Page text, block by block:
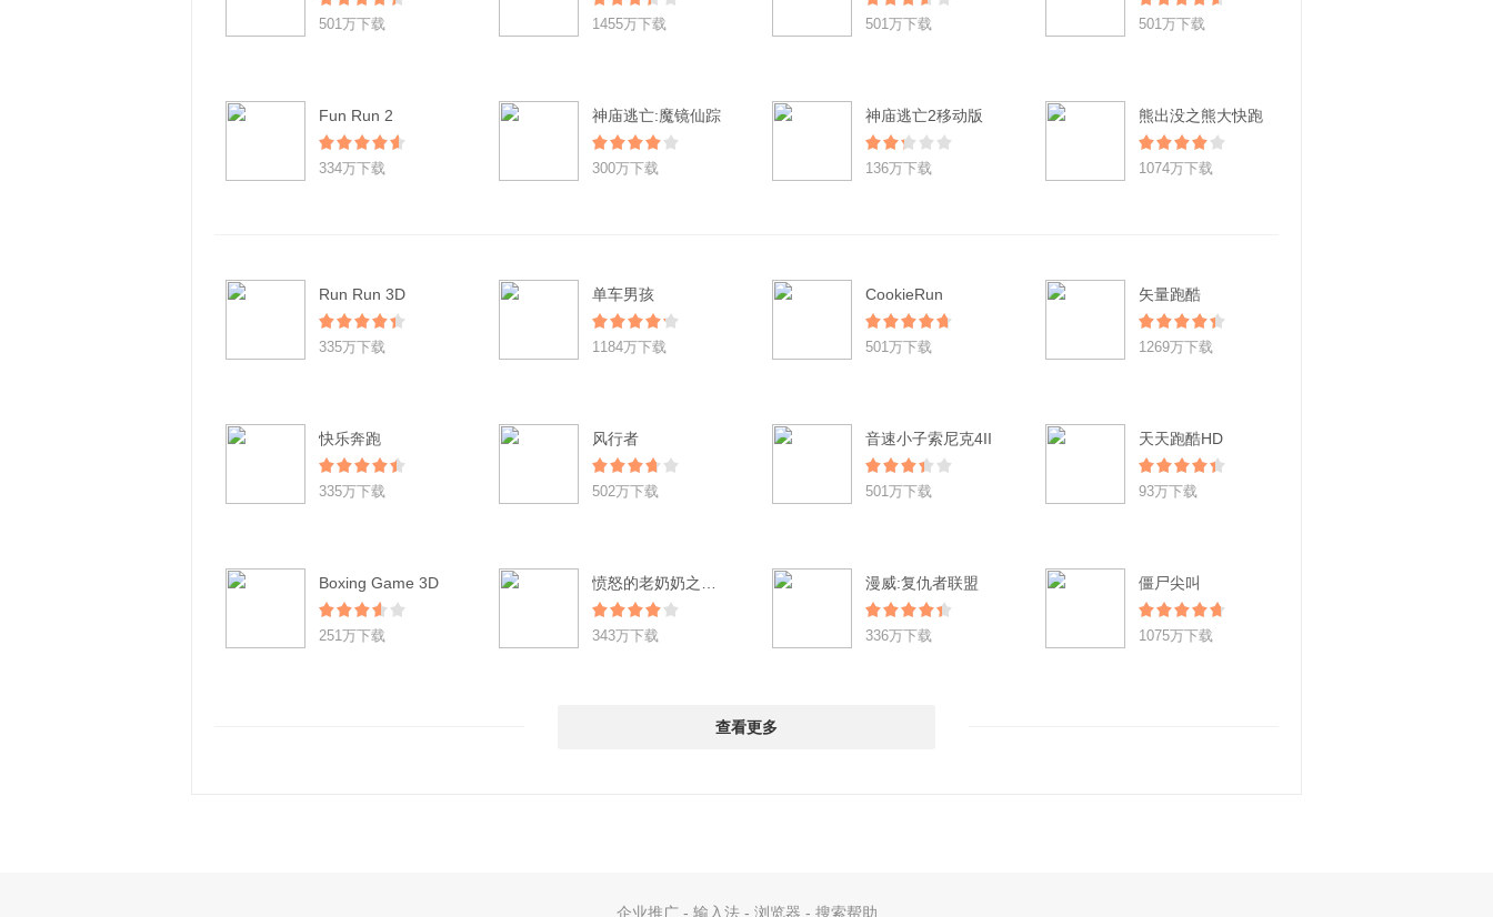
501万下载 1455万下载 501万下载 501万下载
Fun Run 2
334万下载
神庙逃亡:魔镜仙踪
300万下载
神庙逃亡2移动版
136万下载
熊出没之熊大快跑
1074万下载
Run Run 3D
335万下载
单车男孩
1184万下载
CookieRun
501万下载
矢量跑酷
1269万下载
快乐奔跑
335万下载
风行者
502万下载
音速小子索尼克4II
501万下载
天天跑酷HD
93万下载
Boxing Game 3D
251万下载 343万下载
漫威:复仇者联盟
336万下载
僵尸尖叫
1075万下载
查看更多
企业推广- 输入法- 浏览器 - 搜索帮助